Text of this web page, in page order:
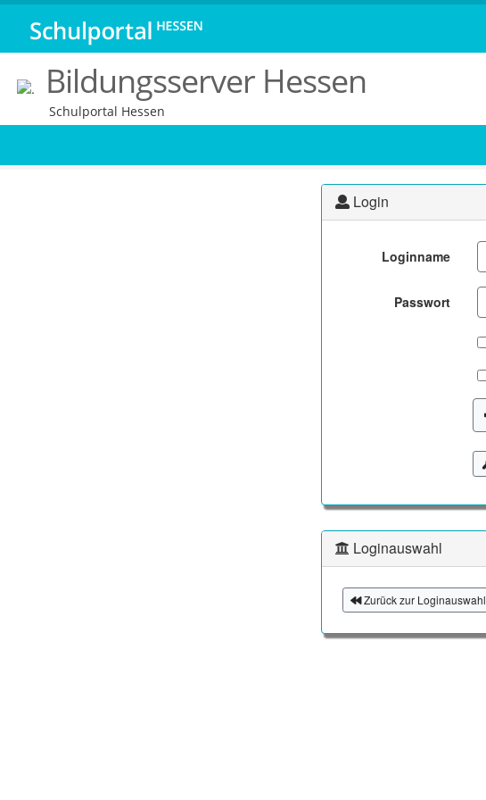
Bildungsserver Hessen
Schulportal Hessen
Login
Loginname
Passwort
Loginauswahl
Zurück zur Loginauswahl